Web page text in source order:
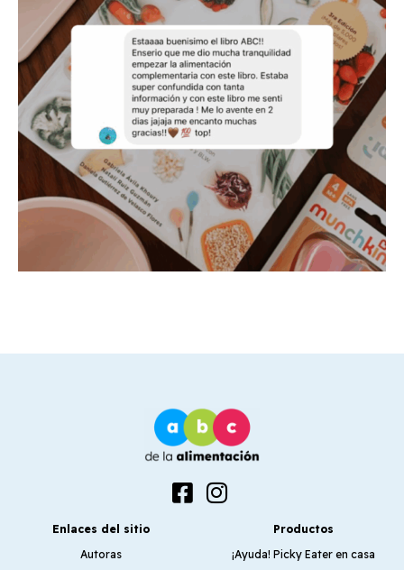
Enlaces del sitio
Autoras
Productos
¡Ayuda! Picky Eater en casa